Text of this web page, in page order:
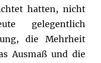
hatten, nicht
gelegentlich
die Mehrheit
Ausmaß und die